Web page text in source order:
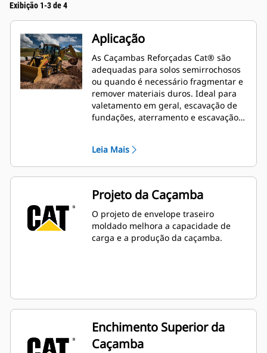
Exibição 1-3 de 4
Aplicação
As Caçambas Reforçadas Cat® são
adequadas para solos semirrochosos
ou quando é necessário fragmentar e
remover materiais duros. Ideal para
valetamento em geral, escavação de
fundações, aterramento e escavação
Leia Mais
Projeto da Caçamba
O projeto de envelope traseiro
moldado melhora a capacidade de
carga e a produção da caçamba.
Enchimento Superior da
Caçamba